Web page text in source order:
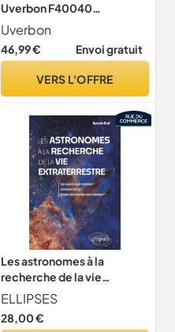
Uverbon F40040
Télescopes Astronomiques
avec Boussole et
Télescope Réfracteur
Débutants
Uverbon
46,99 € Envoi gratuit
VERS L'OFFRE
Les astronomes à la
recherche de la vie
extraterrestre: Que
savons-nous vraiment ?
Comment fait-on ? Quelles
ELLIPSES
28,00 €